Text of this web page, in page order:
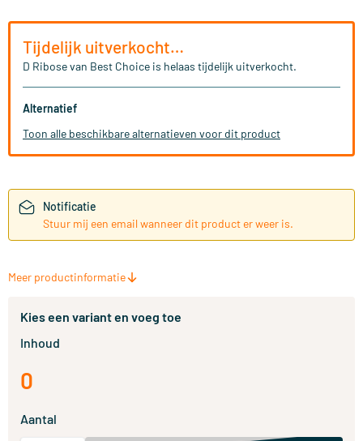
Tijdelijk uitverkocht…
D Ribose van Best Choice is helaas tijdelijk uitverkocht.
Alternatief
Toon alle beschikbare alternatieven voor dit product
Notificatie
Stuur mij een email wanneer dit product er weer is.
Meer productinformatie
Kies een variant en voeg toe
Inhoud
0
Aantal